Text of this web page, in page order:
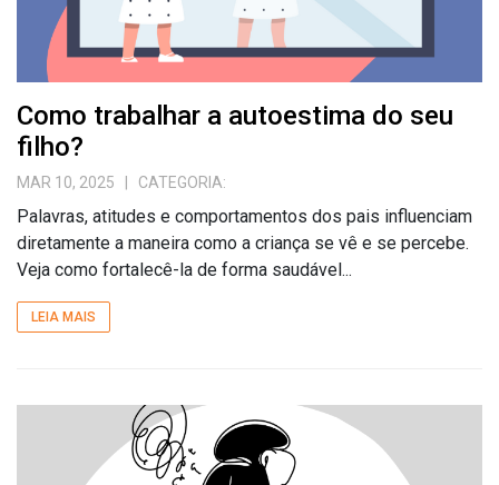
Como trabalhar a autoestima do seu
filho?
MAR 10, 2025 | CATEGORIA:
Palavras, atitudes e comportamentos dos pais influenciam
diretamente a maneira como a criança se vê e se percebe.
Veja como fortalecê-la de forma saudável...
LEIA MAIS